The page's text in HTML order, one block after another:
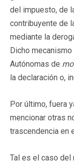
del impuesto, de
contribuyente de
mediante la
Dicho
Autónomas de
la declaración o,
Por último, fuera
mencionar otras
trascendencia en
Tal es el caso del